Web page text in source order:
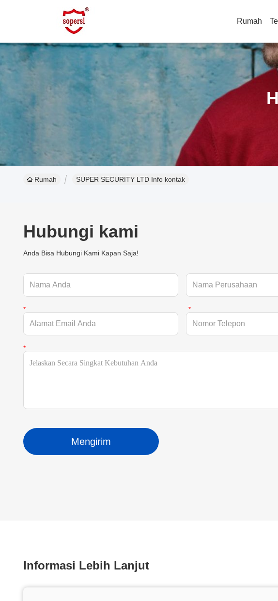
Rumah
Rumah SUPER SECURITY LTD Info kontak
Hubungi kami
Anda Bisa Hubungi Kami Kapan Saja!
Mengirim
Informasi Lebih Lanjut